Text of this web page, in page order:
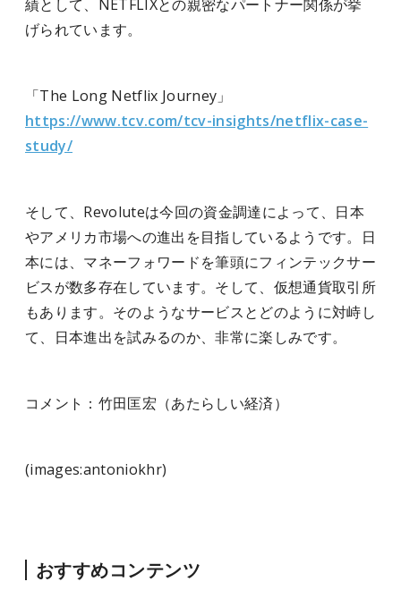
績として、NETFLIXとの親密なパートナー関係が挙
げられています。
「The Long Netflix Journey」
https://www.tcv.com/tcv-insights/netflix-case-
study/
そして、Revoluteは今回の資金調達によって、日本
やアメリカ市場への進出を目指しているようです。日
本には、マネーフォワードを筆頭にフィンテックサー
ビスが数多存在しています。そして、仮想通貨取引所
もあります。そのようなサービスとどのように対峙し
て、日本進出を試みるのか、非常に楽しみです。
コメン ト： 竹田匡宏 （あたらしい経済）
(images:antoniokhr)
おすすめコンテンツ